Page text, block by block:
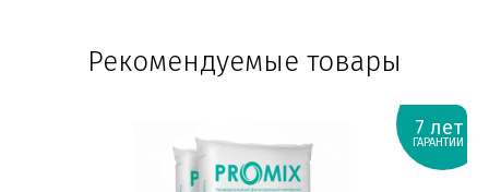
Рекомендуемые товары
7 лет
ГАРАНТИИ